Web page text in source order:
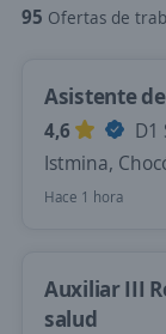
95 Ofertas de
Asistente
4,6
D1
Istmina,
Hace 1 hora
Auxiliar III
salud